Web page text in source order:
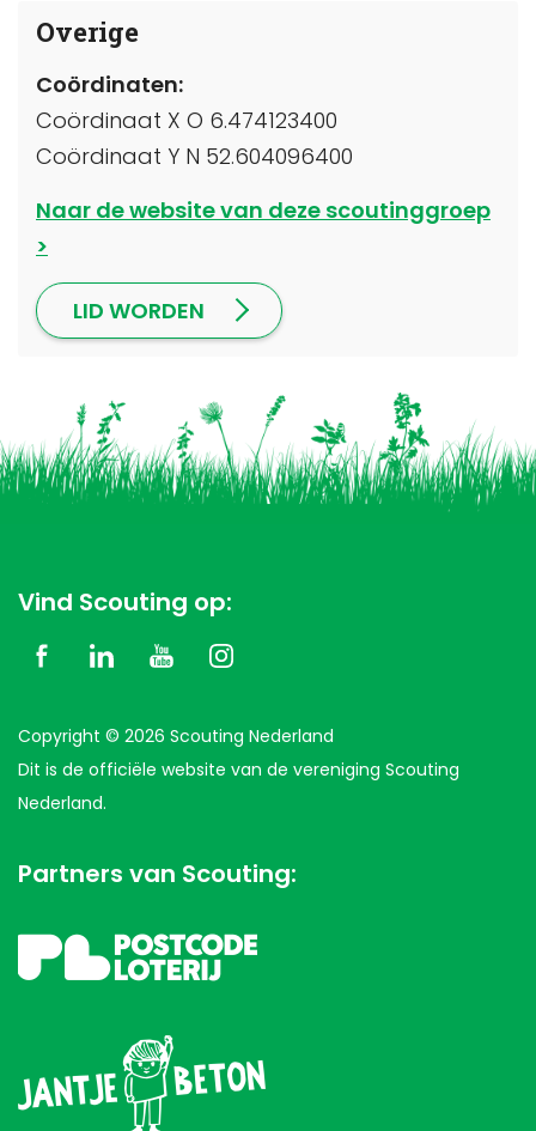
Overige
Coördinaten:
Coördinaat X O 6.474123400
Coördinaat Y N 52.604096400
Naar de website van deze scoutinggroep
LID WORDEN
Vind Scouting op:
Copyright © 2026 Scouting Nederland
Dit is de officiële website van de vereniging Scouting
Nederland.
Partners van Scouting: